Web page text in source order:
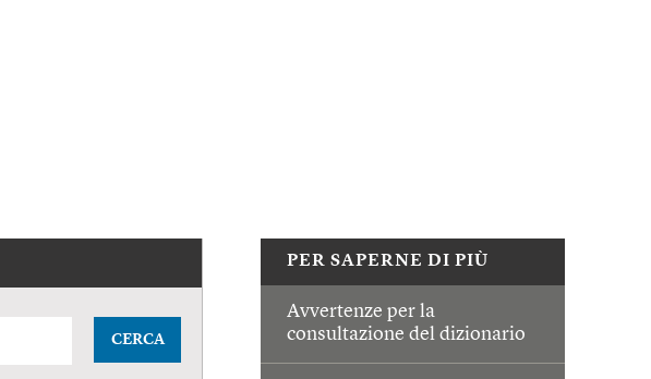
PER SAPERNE DI PIÙ
Avvertenze per la
consultazione del dizionario
CERCA